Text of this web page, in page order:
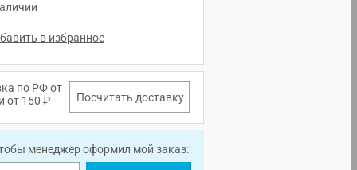
по РФ от
от 150 ₽
Посчитать доставку
менеджер оформил мой заказ: